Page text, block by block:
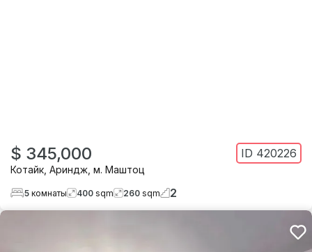
$ 345,000 ID 420226
Котайк Ариндж м. Маштоц
5 комнаты 400 sqm 260 sqm 2